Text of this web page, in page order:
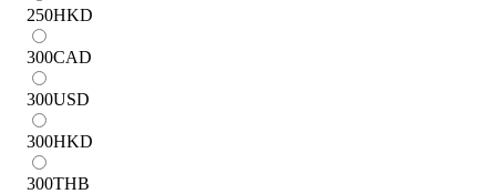
250HKD
300CAD
300USD
300HKD
300THB